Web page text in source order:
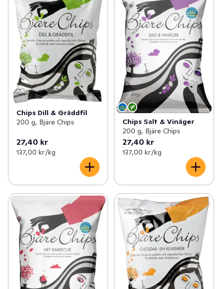
Chips Dill & Gräddfil
200 g, Bjäre Chips
27,40 kr
137,00 kr /kg
Chips Salt & Vinäger
200 g, Bjäre Chips
27,40 kr
137,00 kr /kg